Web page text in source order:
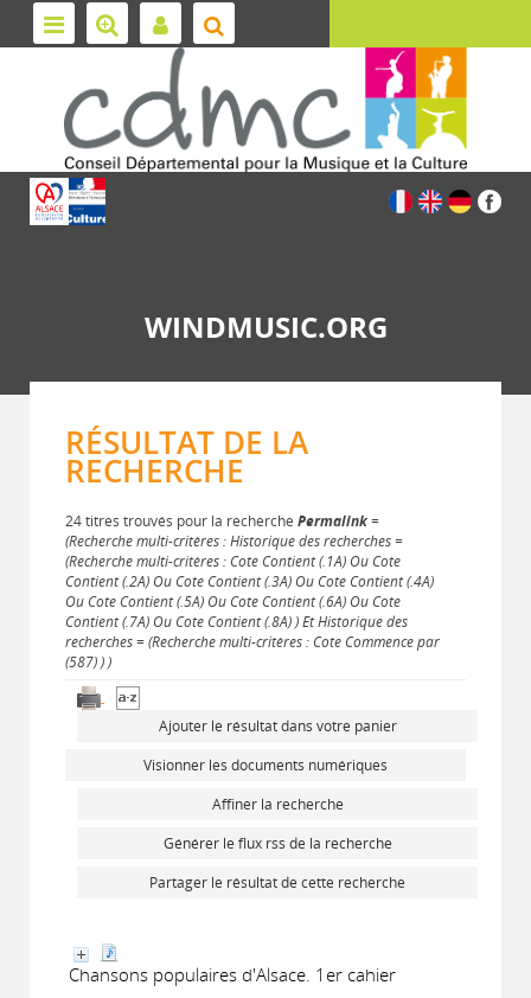
WINDMUSIC.ORG
RÉSULTAT DE LA
RECHERCHE
24 titres trouvés pour la recherche Permalink=
(Recherche multi-critères : Historique des recherches =
(Recherche multi-critères : Cote Contient (.1A) Ou Cote
Contient (.2A) Ou Cote Contient (.3A) Ou Cote Contient (.4A)
Ou Cote Contient (.5A) Ou Cote Contient (.6A) Ou Cote
Contient (.7A) Ou Cote Contient (.8A) ) Et Historique des
recherches = (Recherche multi-critères : Cote Commence par
(587) ) )
Ajouter le résultat dans votre panier
Visionner les documents numériques
Affiner la recherche
Générer le flux rss de la recherche
Partager le résultat de cette recherche
Chansons populaires d'Alsace. 1er cahier